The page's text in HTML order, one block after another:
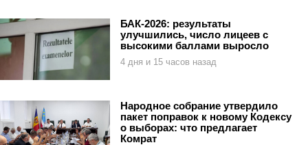
БАК-2026: результаты
улучшились, число лицеев с
высокими баллами выросло
4 дня и 15 часов назад
Народное собрание утвердило
пакет поправок к новому Кодексу
о выборах: что предлагает
Комрат